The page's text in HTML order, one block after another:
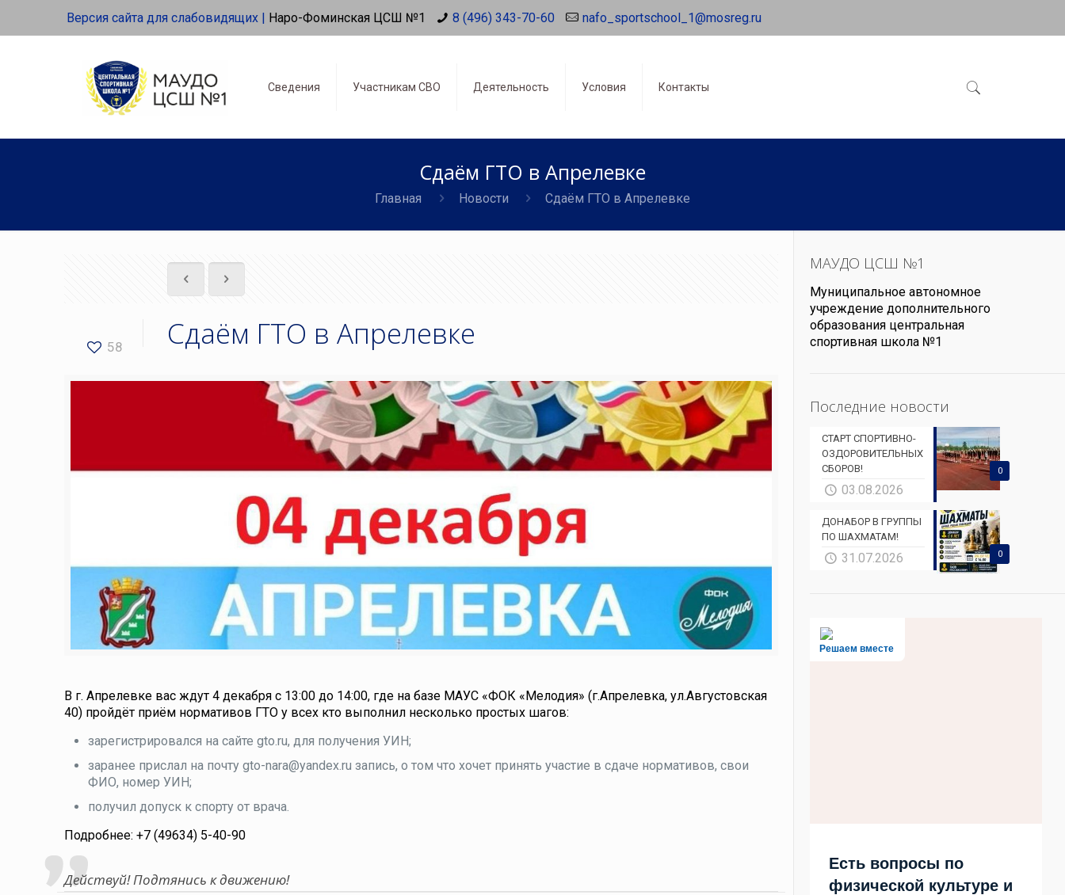
Версия сайта для слабовидящих | Наро-Фоминская ЦСШ №1 8 (496) 343-70-60 nafo_sportschool_1@mosreg.ru
Сведения Участникам СВО Деятельность Условия Контакты
Сдаём ГТО в Апрелевке
Главная Новости Сдаём ГТО в Апрелевке
58 Сдаём ГТО в Апрелевке
В г. Апрелевке вас ждут 4 декабря с 13:00 до 14:00, где на базе МАУС «ФОК «Мелодия» (г.Апрелевка, ул.Августовская
40) пройдёт приём нормативов ГТО у всех кто выполнил несколько простых шагов:
зарегистрировался на сайте gto.ru, для получения УИН;
заранее прислал на почту gto-nara@yandex.ru запись, о том что хочет принять участие в сдаче нормативов, свои
ФИО, номер УИН;
получил допуск к спорту от врача.
Подробнее: +7 (49634) 5-40-90
Действуй! Подтянись к движению!
МАУДО ЦСШ №1
Муниципальное автономное
учреждение дополнительного
образования центральная
спортивная школа №1
Последние новости
0
СТАРТ СПОРТИВНО-
ОЗДОРОВИТЕЛЬНЫХ
СБОРОВ!
03.08.2026
0
ДОНАБОР В ГРУППЫ
ПО ШАХМАТАМ!
31.07.2026
Решаем вместе
Есть вопросы по
физической культуре и